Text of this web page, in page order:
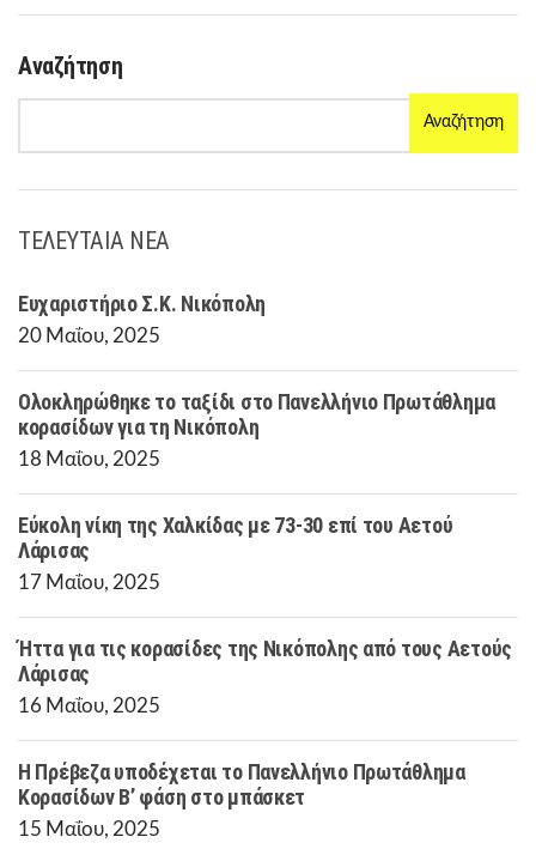
Αναζήτηση
Αναζήτηση
ΤΕΛΕΥΤΑΙΑ ΝΕΑ
Ευχαριστήριο Σ.Κ. Νικόπολη
20 Μαΐου, 2025
Ολοκληρώθηκε το ταξίδι στο Πανελλήνιο Πρωτάθλημα
κορασίδων για τη Νικόπολη
18 Μαΐου, 2025
Εύκολη νίκη της Χαλκίδας με 73-30 επί του Αετού
Λάρισας
17 Μαΐου, 2025
Ήττα για τις κορασίδες της Νικόπολης από τους Αετούς
Λάρισας
16 Μαΐου, 2025
Η Πρέβεζα υποδέχεται το Πανελλήνιο Πρωτάθλημα
Κορασίδων Β’ φάση στο μπάσκετ
15 Μαΐου, 2025